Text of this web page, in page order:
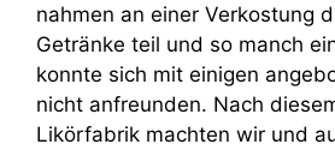
nahmen an einer Verkostung
Getränke teil und so manch
konnte sich mit einigen
nicht anfreunden. Nach
Likörfabrik machten wir und